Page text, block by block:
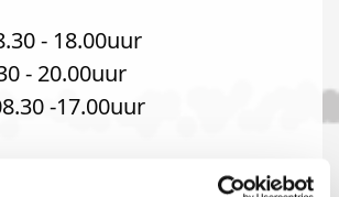
- 18.00uur
- 20.00uur
-17.00uur